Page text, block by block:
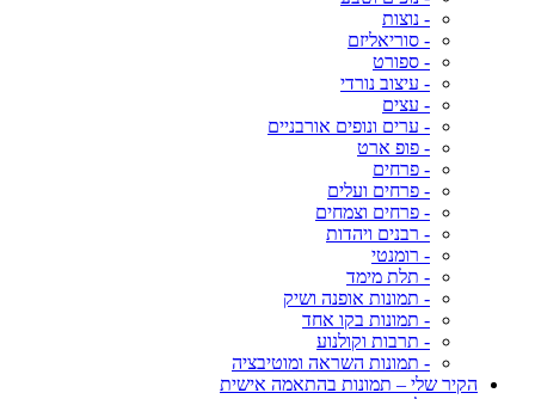
- נוצות
- סוריאליזם
- ספורט
- עיצוב נורדי
- עצים
- ערים ונופים אורבניים
- פופ ארט
- פרחים
- פרחים ועלים
- פרחים וצמחים
- רבנים ויהדות
- רומנטי
- תלת מימד
- תמונות אופנה ושיק
- תמונות בקו אחד
- תרבות וקולנוע
- תמונות השראה ומוטיבציה
הקיר שלי – תמונות בהתאמה אישית